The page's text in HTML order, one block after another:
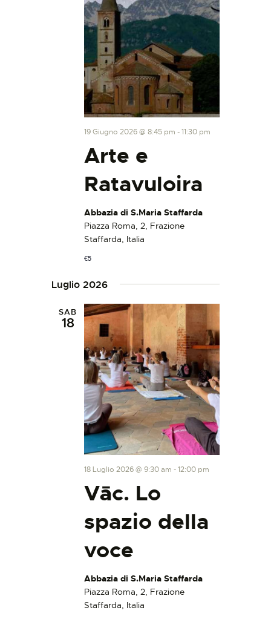
Arte e
Ratavuloira
19 Giugno 2026 @ 8:45 pm -11:30 pm
Abbazia di S.Maria Staffarda
Piazza Roma, 2, Frazione
Staffarda, Italia
€5
Luglio 2026
SAB
18
Vāc. Lo
spazio della
voce
18 Luglio 2026 @ 9:30 am -12:00 pm
Abbazia di S.Maria Staffarda
Piazza Roma, 2, Frazione
Staffarda, Italia